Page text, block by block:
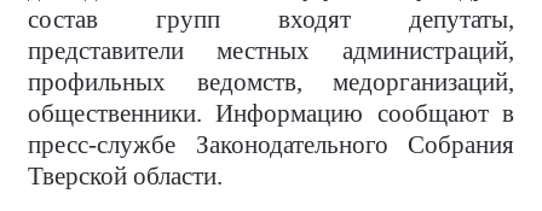
состав групп входят депутаты,
представители местных администраций,
профильных ведомств, медорганизаций,
общественники. Информацию сообщают в
пресс-службе Законодательного Собрания
Тверской области.